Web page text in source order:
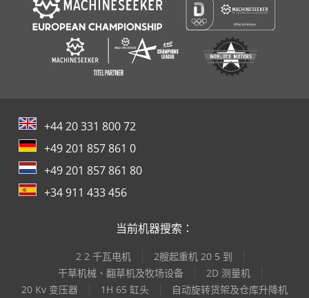
+44 20 331 800 72
+49 201 857 861 0
+49 201 857 861 80
+34 911 433 456
当前机器搜索：
2 2 千瓦电机
2艘起重机 20 5 到
干草机械、翻草机及牧场设备
2D 测量机
20 Kv 变压器
1H 65 缸头 自动旋转货架及仓库升降机